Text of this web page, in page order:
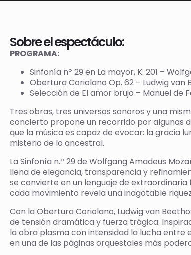
Sobre el espectáculo:
PROGRAMA:
Sinfonía nº 29 en La mayor, K. 201 –
Obertura Coriolano Op. 62 – Ludwig van
Selección de El amor brujo – Manuel de
Tres obras, tres universos sonoros y una
concierto propone un recorrido por algunas
que la música es capaz de evocar: la gracia
misterio de lo ancestral.
La Sinfonía n.º 29 de Wolfgang Amadeus
llena de elegancia, transparencia y
se convierte en un lenguaje de extraordinaria
cada movimiento revela una inagotable
Con la Obertura Coriolano, Ludwig van
de tensión dramática y fuerza trágica.
la obra plasma con intensidad la lucha entre
en una de las páginas orquestales más